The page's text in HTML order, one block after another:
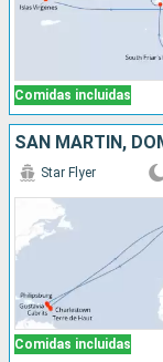
Comidas incluidas
Comidas incluidas
Star Flyer